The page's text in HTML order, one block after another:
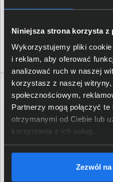
Niniejsza strona korzysta z
Wykorzystujemy pliki
i reklam, aby oferować
analizować ruch w naszej
korzystasz z naszej
społecznościowym,
Partnerzy mogą połączyć
otrzymanymi od Ciebie lub
korzystania z ich usług.
Zezwól
Specyfikacja
80W
Producent